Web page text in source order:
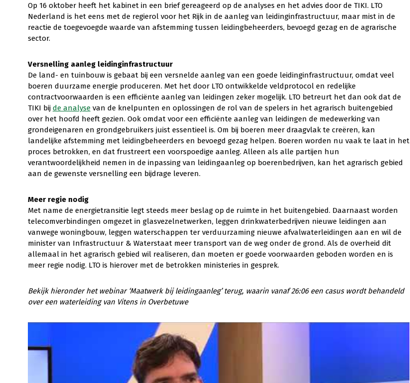
Op 16 oktober heeft het kabinet in een brief gereageerd op de analyses en het advies door de TIKI. LTO
Nederland is het eens met de regierol voor het Rijk in de aanleg van leidinginfrastructuur, maar mist in de
reactie de toegevoegde waarde van afstemming tussen leidingbeheerders, bevoegd gezag en de agrarische
sector.
Versnelling aanleg leidinginfrastructuur
De land- en tuinbouw is gebaat bij een versnelde aanleg van een goede leidinginfrastructuur, omdat veel
boeren duurzame energie produceren. Met het door LTO ontwikkelde veldprotocol en redelijke
contractvoorwaarden is een efficiënte aanleg van leidingen zeker mogelijk. LTO betreurt het dan ook dat de
TIKI bij de analysevan de knelpunten en oplossingen de rol van de spelers in het agrarisch buitengebied
over het hoofd heeft gezien. Ook omdat voor een efficiënte aanleg van leidingen de medewerking van
grondeigenaren en grondgebruikers juist essentieel is. Om bij boeren meer draagvlak te creëren, kan
landelijke afstemming met leidingbeheerders en bevoegd gezag helpen. Boeren worden nu vaak te laat in het
proces betrokken, en dat frustreert een voorspoedige aanleg. Alleen als alle partijen hun
verantwoordelijkheid nemen in de inpassing van leidingaanleg op boerenbedrijven, kan het agrarisch gebied
aan de gewenste versnelling een bijdrage leveren.
Meer regie nodig
Met name de energietransitie legt steeds meer beslag op de ruimte in het buitengebied. Daarnaast worden
telecomverbindingen omgezet in glasvezelnetwerken, leggen drinkwaterbedrijven nieuwe leidingen aan
vanwege woningbouw, leggen waterschappen ter verduurzaming nieuwe afvalwaterleidingen aan en wil de
minister van Infrastructuur & Waterstaat meer transport van de weg onder de grond. Als de overheid dit
allemaal in het agrarisch gebied wil realiseren, dan moeten er goede voorwaarden geboden worden en is
meer regie nodig. LTO is hierover met de betrokken ministeries in gesprek.
Bekijk hieronder het webinar ‘Maatwerk bij leidingaanleg’ terug, waarin vanaf 26:06 een casus wordt behandeld
over een waterleiding van Vitens in Overbetuwe